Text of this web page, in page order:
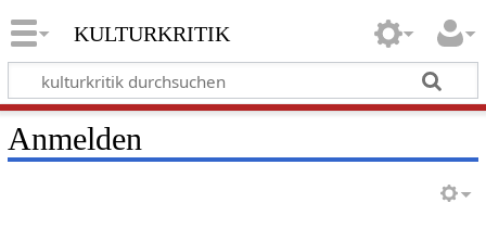
kulturkritik
Anmelden